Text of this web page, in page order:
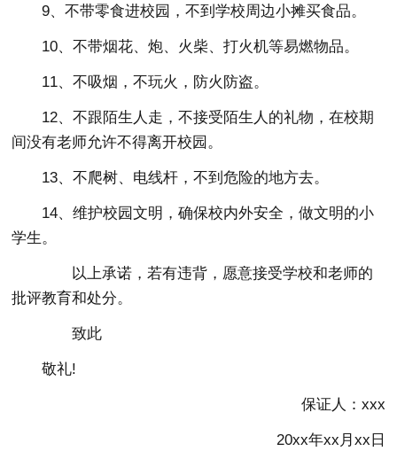
9、不带零食进校园，不到学校周边小摊买食品。
10、不带烟花、炮、火柴、打火机等易燃物品。
11、不吸烟，不玩火，防火防盗。
12、不跟陌生人走，不接受陌生人的礼物，在校期
间没有老师允许不得离开校园。
13、不爬树、电线杆，不到危险的地方去。
14、维护校园文明，确保校内外安全，做文明的小
学生。
以上承诺，若有违背，愿意接受学校和老师的
批评教育和处分。
致此
敬礼!
保证人：xxx
20xx年xx月xx日